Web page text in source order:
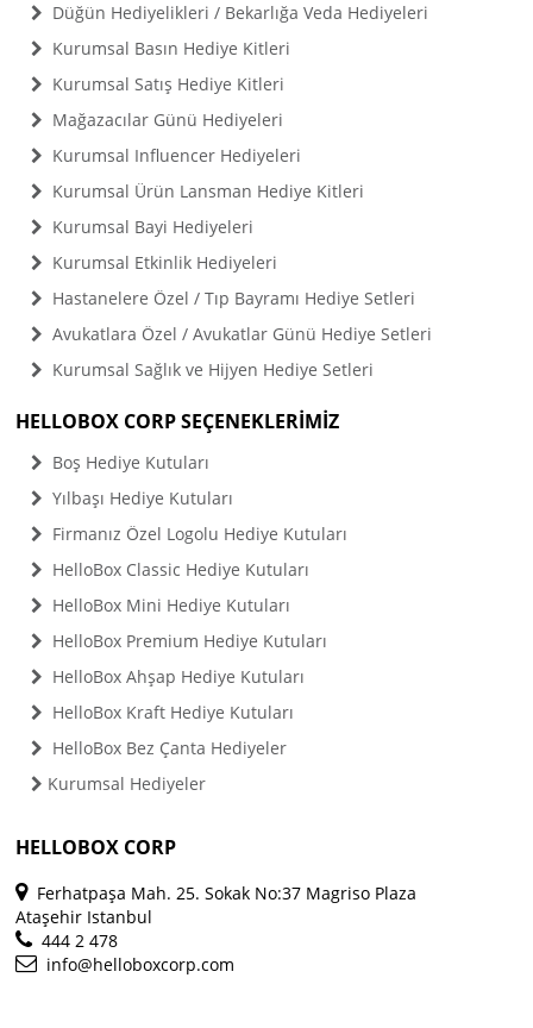
Düğün Hediyelikleri / Bekarlığa Veda Hediyeleri
Kurumsal Basın Hediye Kitleri
Kurumsal Satış Hediye Kitleri
Mağazacılar Günü Hediyeleri
Kurumsal Influencer Hediyeleri
Kurumsal Ürün Lansman Hediye Kitleri
Kurumsal Bayi Hediyeleri
Kurumsal Etkinlik Hediyeleri
Hastanelere Özel / Tıp Bayramı Hediye Setleri
Avukatlara Özel / Avukatlar Günü Hediye Setleri
Kurumsal Sağlık ve Hijyen Hediye Setleri
HELLOBOX CORP SEÇENEKLERİMİZ
Boş Hediye Kutuları
Yılbaşı Hediye Kutuları
Firmanız Özel Logolu Hediye Kutuları
HelloBox Classic Hediye Kutuları
HelloBox Mini Hediye Kutuları
HelloBox Premium Hediye Kutuları
HelloBox Ahşap Hediye Kutuları
HelloBox Kraft Hediye Kutuları
HelloBox Bez Çanta Hediyeler
Kurumsal Hediyeler
HELLOBOX CORP
Ferhatpaşa Mah. 25. Sokak No:37 Magriso Plaza
Ataşehir Istanbul
444 2 478
info@helloboxcorp.com